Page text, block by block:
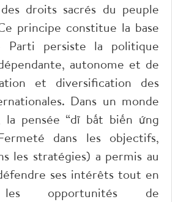
droits sacrés du peuple
principe constitue la base
persiste la politique
autonome et de
et diversification des
Dans un monde
la pensée “dĩ bất biến ứng
dans les objectifs,
les stratégies) a permis au
ses intérêts tout en
les opportunités de